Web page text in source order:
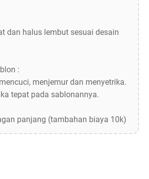
dan halus lembut sesuai desain
:
menjemur dan menyetrika.
tepat pada sablonannya.
panjang (tambahan biaya 10k)